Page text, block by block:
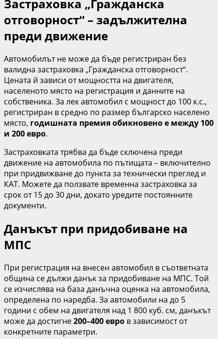
Застраховка „Гражданска
отговорност“ – задължителна
преди движение
Автомобилът не може да бъде регистриран без
валидна застраховка „Гражданска отговорност“.
Цената й зависи от мощността на двигателя,
населеното място на регистрация и данните на
собственика. За лек автомобил с мощност до 100 к.с.,
регистриран в средно по размер българско населено
място, годишната премия обикновено е между 100
и 200 евро.
Застраховката трябва да бъде сключена преди
движение на автомобила по пътищата – включително
при придвижване до пункта за технически преглед и
КАТ. Можете да ползвате временна застраховка за
срок от 15 до 30 дни, докато уредите постоянните
документи.
Данъкът при придобиване на
МПС
При регистрация на внесен автомобил в съответната
община се дължи данък за придобиване на МПС. Той
се изчислява на база данъчна оценка на автомобила,
определена по наредба. За автомобили на до 5
години с обем на двигателя над 1 800 куб. см, данъкът
може да достигне200–400 евро в зависимост от
конкретните параметри.